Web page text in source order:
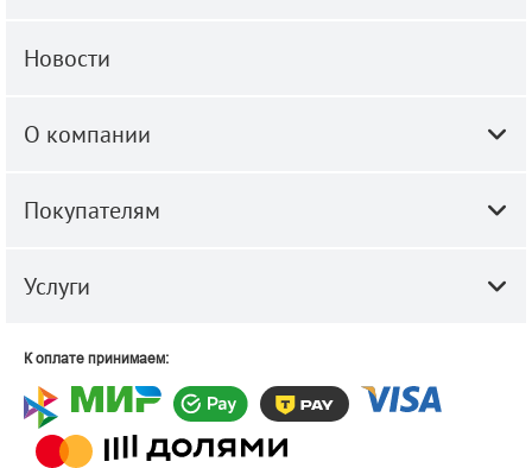
Новости
О компании
Покупателям
Услуги
К оплате принимаем: